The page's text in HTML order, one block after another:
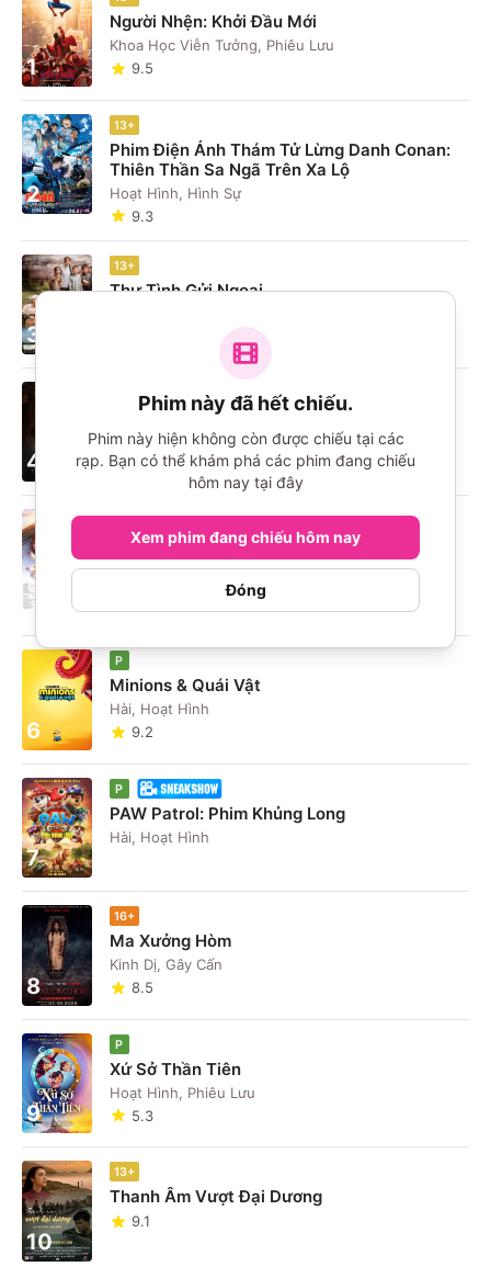
1
Người Nhện: Khởi Đầu Mới
Khoa Học Viễn Tưởng, Phiêu Lưu
9.5
2
13+
Phim Điện Ảnh Thám Tử Lừng Danh Conan:
Thiên Thần Sa Ngã Trên Xa Lộ
Hoạt Hình, Hình Sự
9.3
3
13+
Thư Tình Gửi Ngoại
4
The Odyssey
Phiêu Lưu, Chính Kịch
9.7
5
P
Umamusume: Pretty Derby - Khởi Đầu Kỷ
Nguyên Mới
10
6
P
Minions & Quái Vật
Hài, Hoạt Hình
9.2
7
P
PAW Patrol: Phim Khủng Long
Hài, Hoạt Hình
8
16+
Ma Xưởng Hòm
Kinh Dị, Gây Cấn
8.5
9
P
Xứ Sở Thần Tiên
Hoạt Hình, Phiêu Lưu
5.3
10
13+
Thanh Âm Vượt Đại Dương
9.1
Phim này đã hết chiếu.
Phim này hiện không còn được chiếu tại các
rạp. Bạn có thể khám phá các phim đang chiếu
hôm nay tại đây
Xem phim đang chiếu hôm nay
Đóng